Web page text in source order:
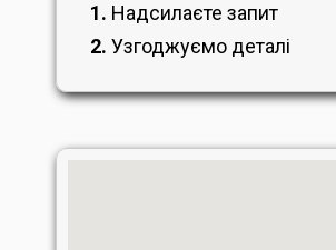
1. Надсилаєте запит
2. Узгоджуємо деталі